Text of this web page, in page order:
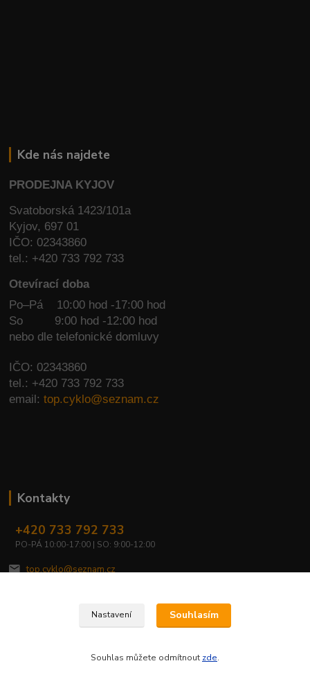
Kde nás najdete
PRODEJNA KYJOV
Svatoborská 1423/101a
Kyjov, 697 01
IČO: 02343860
tel.: +420 733 792 733
Otevírací doba
Po–Pá 10:00 hod -17:00 hod
So
9:00 hod -12:00 hod
nebo dle telefonické domluvy
IČO: 02343860
tel.: +420 733 792 733
email:top.cyklo@seznam.cz
Kontakty
+420 733 792 733
PO-PÁ 10:00-17:00 | SO: 9:00-12:00
top.cyklo@seznam.cz
Nastavení Souhlasím
Souhlas můžete odmítnout zde.